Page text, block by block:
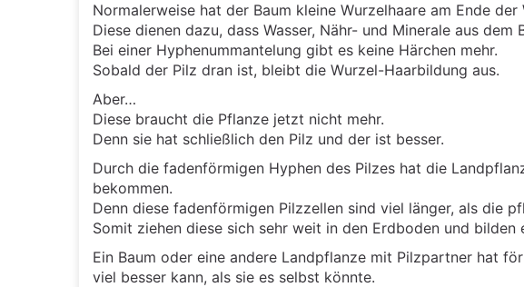
Normalerweise hat der Baum kleine Wurzelhaare am Ende der
Diese dienen dazu, dass Wasser, Nähr- und Minerale aus
Bei einer Hyphenummantelung gibt es keine Härchen mehr.
Sobald der Pilz dran ist, bleibt die Wurzel-Haarbildung aus.
Aber…
Diese braucht die Pflanze jetzt nicht mehr.
Denn sie hat schließlich den Pilz und der ist besser.
Durch die fadenförmigen Hyphen des Pilzes hat die
bekommen.
Denn diese fadenförmigen Pilzzellen sind viel länger, als die
Somit ziehen diese sich sehr weit in den Erdboden und bilden
Ein Baum oder eine andere Landpflanze mit Pilzpartner hat
viel besser kann, als sie es selbst könnte.